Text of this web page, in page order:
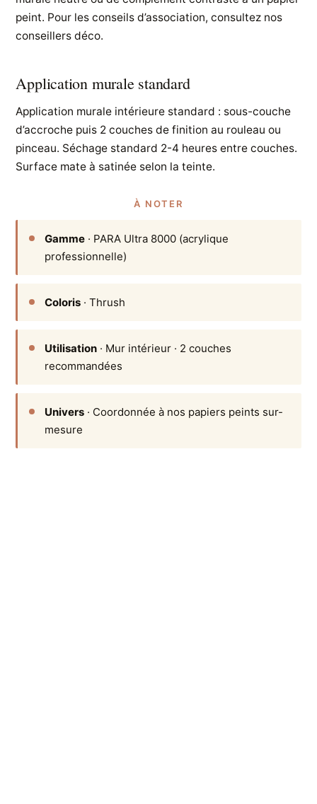
peint. Pour les conseils d’association, consultez nos
conseillers déco.
Application murale standard
Application murale intérieure standard : sous-couche
d’accroche puis 2 couches de finition au rouleau ou
pinceau. Séchage standard 2-4 heures entre couches.
Surface mate à satinée selon la teinte.
À NOTER
Gamme · PARA Ultra 8000 (acrylique
professionnelle)
Coloris · Thrush
Utilisation · Mur intérieur · 2 couches
recommandées
Univers · Coordonnée à nos papiers peints sur-
mesure